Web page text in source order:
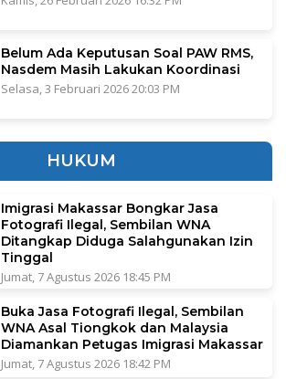
Belum Ada Keputusan Soal PAW RMS,
Nasdem Masih Lakukan Koordinasi
Selasa, 3 Februari 2026 20:03 PM
HUKUM
Imigrasi Makassar Bongkar Jasa
Fotografi Ilegal, Sembilan WNA
Ditangkap Diduga Salahgunakan Izin
Tinggal
Jumat, 7 Agustus 2026 18:45 PM
Buka Jasa Fotografi Ilegal, Sembilan
WNA Asal Tiongkok dan Malaysia
Diamankan Petugas Imigrasi Makassar
Jumat, 7 Agustus 2026 18:42 PM